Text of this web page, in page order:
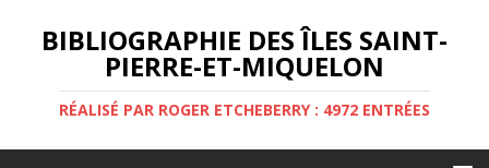
BIBLIOGRAPHIE DES ÎLES SAINT-
PIERRE-ET-MIQUELON
RÉALISÉ PAR ROGER ETCHEBERRY : 4972 ENTRÉES